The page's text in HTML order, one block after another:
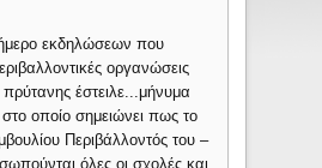
εκδηλώσεων που
οργανώσεις
έστειλε...μήνυμα
οποίο σημειώνει πως το
Περιβάλλοντός του –
όλες οι σχολές και